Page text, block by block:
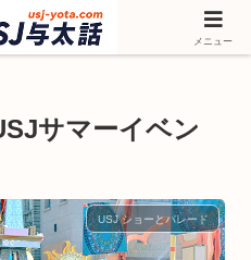
ドーワールド アトラクションなどユニ
収集しています
サマーイベン
USJ ショーとパレード
メニュー